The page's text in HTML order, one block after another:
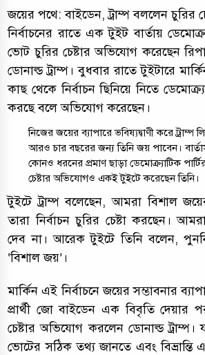
জয়ের পথে: বাইডেন, ট্রাম্প বললেন চুরির
নির্বাচনের রাতে এক টুইট বার্তায়
ভোট চুরির চেষ্টার অভিযোগ করেছেন
ডোনাল্ড ট্রাম্প। বুধবার রাতে টুইটারে
কাছ থেকে নির্বাচন ছিনিয়ে নিতে
করছে বলে অভিযোগ করেছেন।
নিজের জয়ের ব্যাপারে ভবিষ্যদ্বাণী করে ট্রাম্প
আরও চার বছরের জন্য তিনি জয় পাবেন।
কোনও ধরনের প্রমাণ ছাড়া ডেমোক্র্যাটিক পার্টির
চেষ্টার অভিযোগও একই টুইটে করেছেন তিনি।
টুইটে ট্রাম্প বলেছেন, আমরা বিশাল
তারা নির্বাচন চুরির চেষ্টা করছেন।
দেব না। আরেক টুইটে তিনি বলেন,
‘বিশাল জয়’।
মার্কিন এই নির্বাচনে জয়ের সম্ভাবনার
প্রার্থী জো বাইডেন এক বিবৃতি দেয়ার
চেষ্টার অভিযোগ করলেন ডোনাল্ড ট্রাম্প।
ভোটের সঠিক তথ্য জানতে এবং বিভ্রান্তি